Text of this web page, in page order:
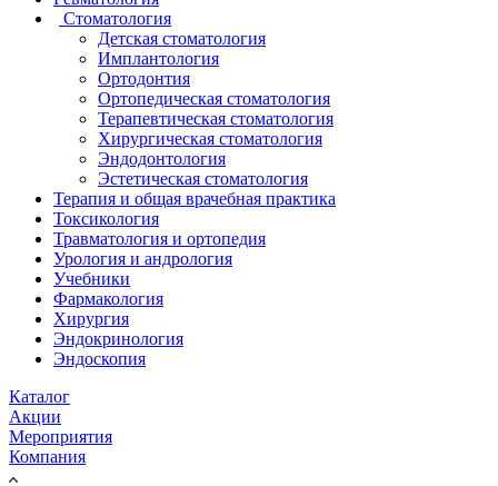
Стоматология
Детская стоматология
Имплантология
Ортодонтия
Ортопедическая стоматология
Терапевтическая стоматология
Хирургическая стоматология
Эндодонтология
Эстетическая стоматология
Терапия и общая врачебная практика
Токсикология
Травматология и ортопедия
Урология и андрология
Учебники
Фармакология
Хирургия
Эндокринология
Эндоскопия
Каталог
Акции
Мероприятия
Компания